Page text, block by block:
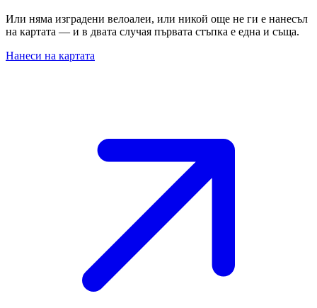
Или няма изградени велоалеи, или никой още не ги е нанесъл
на картата — и в двата случая първата стъпка е една и съща.
Нанеси на картата